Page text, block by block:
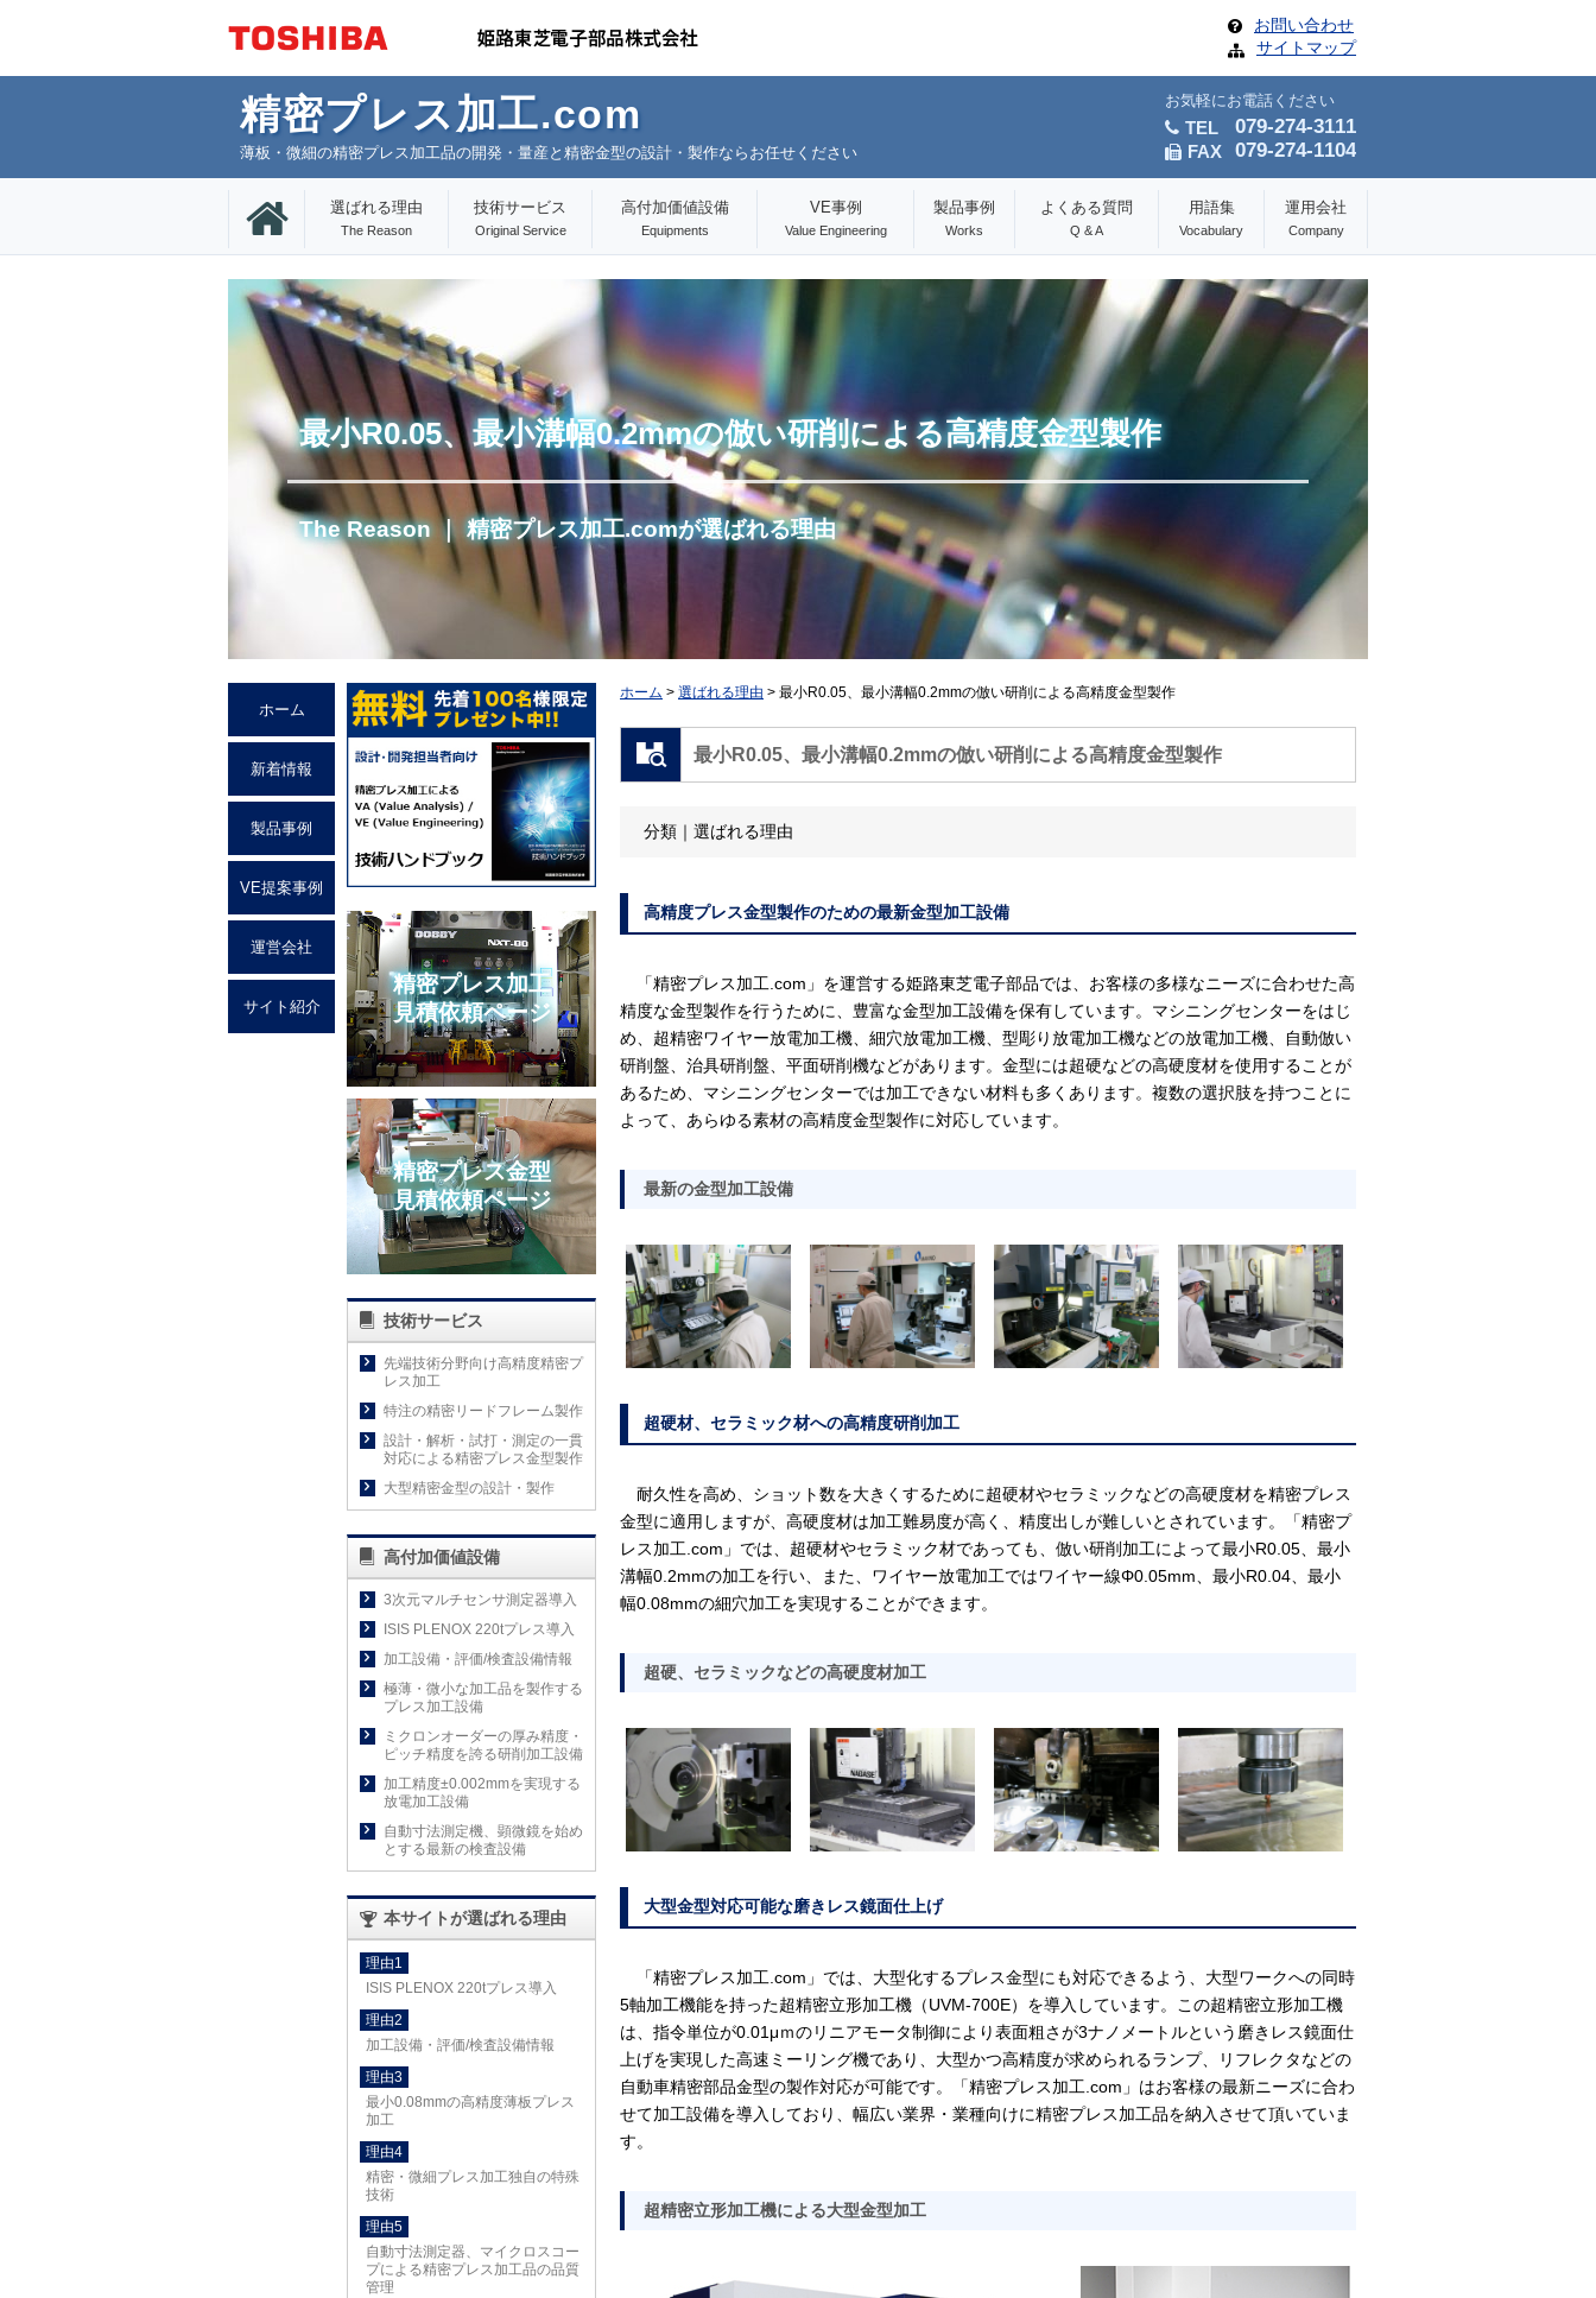
お問い合わせ
サイトマップ
精密プレス加工.com
薄板・微細の精密プレス加工品の開発・量産と精密金型の設計・製作ならお任せください
お気軽にお電話ください
TEL 079-274-3111
FAX 079-274-1104
選ばれる理由
The Reason
技術サービス
Original Service
高付加価値設備
Equipments
VE事例
Value Engineering
製品事例
Works
よくある質問
Q & A
用語集
Vocabulary
運用会社
Company
最小R0.05、最小溝幅0.2mmの倣い研削による高精度金型製作
The Reason 精密プレス加工.comが選ばれる理由
ホーム 選ばれる理由 最小R0.05、最小溝幅0.2mmの倣い研削による高精度金型製作
最小R0.05、最小溝幅0.2mmの倣い研削による高精度金型製作
分類 選ばれる理由
高精度プレス金型製作のための最新金型加工設備
「精密プレス加工.com」を運営する姫路東芝電子部品では、お客様の多様なニーズに合わせた高
精度な金型製作を行うために、豊富な金型加工設備を保有しています。マシニングセンターをはじ
め、超精密ワイヤー放電加工機、細穴放電加工機、型彫り放電加工機などの放電加工機、自動倣い
研削盤、治具研削盤、平面研削機などがあります。金型には超硬などの高硬度材を使用することが
あるため、マシニングセンターでは加工できない材料も多くあります。複数の選択肢を持つことに
よって、あらゆる素材の高精度金型製作に対応しています。
最新の金型加工設備
超硬材、セラミック材への高精度研削加工
耐久性を高め、ショット数を大きくするために超硬材やセラミックなどの高硬度材を精密プレス
金型に適用しますが、高硬度材は加工難易度が高く、精度出しが難しいとされています。「精密プ
レス加工.com」では、超硬材やセラミック材であっても、倣い研削加工によって最小R0.05、最小
溝幅0.2mmの加工を行い、また、ワイヤー放電加工ではワイヤー線Φ0.05mm、最小R0.04、最小
幅0.08mmの細穴加工を実現することができます。
超硬、セラミックなどの高硬度材加工
大型金型対応可能な磨きレス鏡面仕上げ
「精密プレス加工.com」では、大型化するプレス金型にも対応できるよう、大型ワークへの同時
5軸加工機能を持った超精密立形加工機（UVM-700E）を導入しています。この超精密立形加工機
は、指令単位が0.01μｍのリニアモータ制御により表面粗さが3ナノメートルという磨きレス鏡面仕
上げを実現した高速ミーリング機であり、大型かつ高精度が求められるランプ、リフレクタなどの
自動車精密部品金型の製作対応が可能です。「精密プレス加工.com」はお客様の最新ニーズに合わ
せて加工設備を導入しており、幅広い業界・業種向けに精密プレス加工品を納入させて頂いていま
す。
超精密立形加工機による大型金型加工
ホーム
新着情報
製品事例
VE提案事例
運営会社
サイト紹介
精密プレス加工
見積依頼ページ
精密プレス金型
見積依頼ページ
技術サービス
先端技術分野向け高精度精密プ
レス加工
特注の精密リードフレーム製作
設計・解析・試打・測定の一貫
対応による精密プレス金型製作
大型精密金型の設計・製作
高付加価値設備
3次元マルチセンサ測定器導入
ISIS PLENOX 220tプレス導入
加工設備・評価/検査設備情報
極薄・微小な加工品を製作する
プレス加工設備
ミクロンオーダーの厚み精度・
ピッチ精度を誇る研削加工設備
加工精度±0.002mmを実現する
放電加工設備
自動寸法測定機、顕微鏡を始め
とする最新の検査設備
本サイトが選ばれる理由
理由1
ISIS PLENOX 220tプレス導入
理由2
加工設備・評価/検査設備情報
理由3
最小0.08mmの高精度薄板プレス
加工
理由4
精密・微細プレス加工独自の特殊
技術
理由5
自動寸法測定器、マイクロスコー
プによる精密プレス加工品の品質
管理